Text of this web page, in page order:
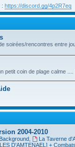
: https://discord.gg/4p2R7eq
soirées/rencontres entre
petit coin de plage calme
2004-2010
Background, La Taverne
D'AMTENAEL] +